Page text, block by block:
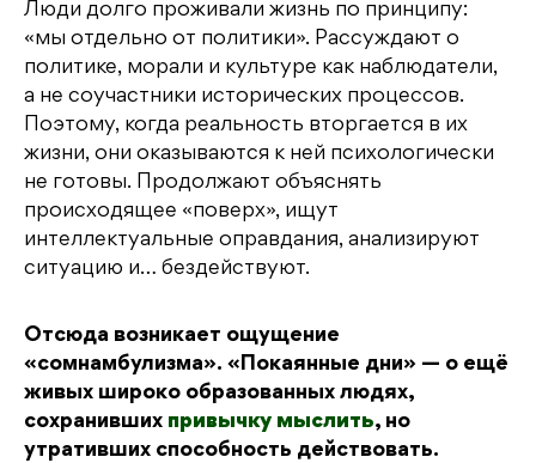
Люди долго проживали жизнь по принципу:
«мы отдельно от политики». Рассуждают о
политике, морали и культуре как наблюдатели,
а не соучастники исторических процессов.
Поэтому, когда реальность вторгается в их
жизни, они оказываются к ней психологически
не готовы. Продолжают объяснять
происходящее «поверх», ищут
интеллектуальные оправдания, анализируют
ситуацию и… бездействуют.
Отсюда возникает ощущение
«сомнамбулизма». «Покаянные дни» — о ещё
живых широко образованных людях,
сохранивших привычку мыслить, но
утративших способность действовать.